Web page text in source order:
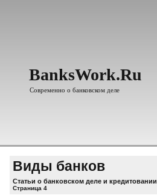
BanksWork.Ru
Современно о банковском деле
Виды банков
Статьи о банковском деле и кредитовании
Страница 4